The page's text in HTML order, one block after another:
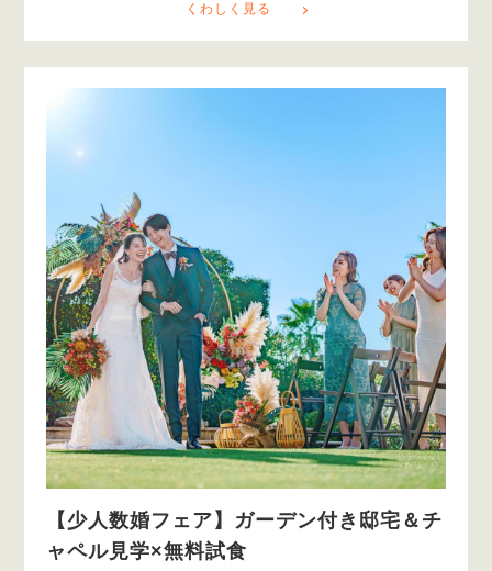
くわしく見る
【少人数婚フェア】ガーデン付き邸宅＆チ
ャペル見学×無料試食